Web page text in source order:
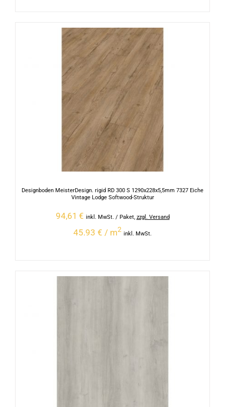
Designboden MeisterDesign. rigid RD 300 S 1290x228x5,5mm 7327 Eiche
Vintage Lodge Softwood-Struktur
94,61 € inkl. MwSt. / Paket, zzgl. Versand
45.93 € / m2
inkl. MwSt.